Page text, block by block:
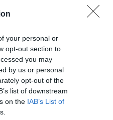
your personal or
opt-out section to
you may
by us or personal
opt-out of the
list of downstream
on the IAB’s List of